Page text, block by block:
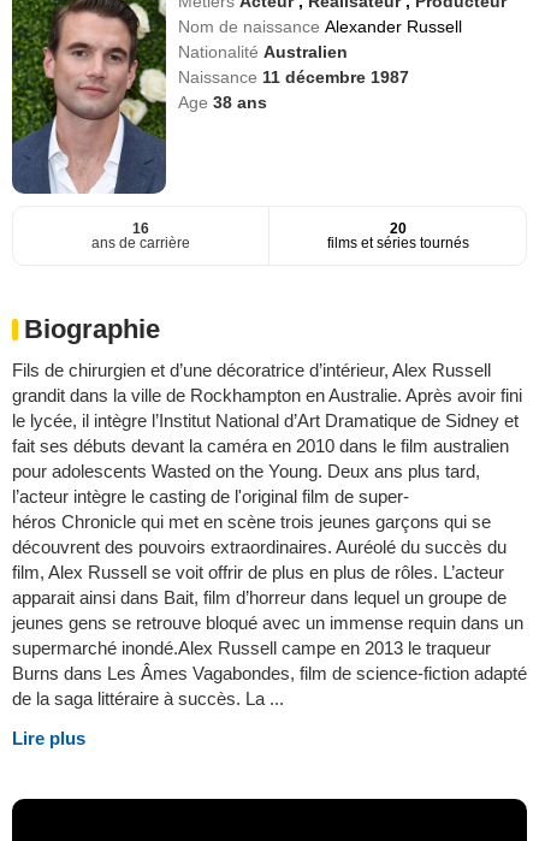
Nom de naissanceAlexander Russell
NationalitéAustralien
Naissance 11 décembre 1987
Age38 ans
16
ans de carrière
20
films et séries tournés
Biographie
Fils de chirurgien et d’une décoratrice d’intérieur, Alex Russell
grandit dans la ville de Rockhampton en Australie. Après avoir fini
le lycée, il intègre l’Institut National d’Art Dramatique de Sidney et
fait ses débuts devant la caméra en 2010 dans le film australien
pour adolescents Wasted on the Young. Deux ans plus tard,
l’acteur intègre le casting de l'original film de super-
héros Chronicle qui met en scène trois jeunes garçons qui se
découvrent des pouvoirs extraordinaires. Auréolé du succès du
film, Alex Russell se voit offrir de plus en plus de rôles. L’acteur
apparait ainsi dans Bait, film d’horreur dans lequel un groupe de
jeunes gens se retrouve bloqué avec un immense requin dans un
supermarché inondé.Alex Russell campe en 2013 le traqueur
Burns dans Les Âmes Vagabondes, film de science-fiction adapté
de la saga littéraire à succès. La ...
Lire plus